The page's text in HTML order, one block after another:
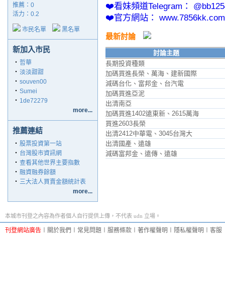
推薦： 0
活力：0.2
市民名單 黑名單
新加入市民
‧ 哲華
‧ 淡淡甜甜
‧ souven00
‧ Sumei
‧ 1de72279
more...
推薦連結
‧ 股票投資第一站
‧ 台灣股市資訊網
‧ 查看其他世界主要指數
‧ 融資融券餘額
‧ 三大法人買賣金額統計表
more...
❤️看妹頻道Telegram：
❤️官方網站： www.7856kk.com
最新討論
討論主題
長期投資種類
加碼買進長榮、萬海、建新國際
減碼台化、富邦金、台汽電
加碼買進亞泥
出清南亞
加碼買進1402遠東新、2615萬海
買進2603長榮
出清2412中華電、3045台灣大
出清國產、遠雄
減碼富邦金、遠傳、遠雄
本城市刊登之內容為作者個人自行提供上傳，不代表 udn 立場。
刊登網站廣告 關於我們 常見問題 服務條款 著作權聲明 隱私權聲明 客服